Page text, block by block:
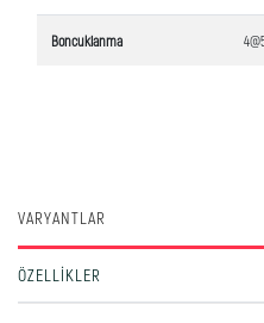
Boncuklanma
VARYANTLAR
ÖZELLIKLER